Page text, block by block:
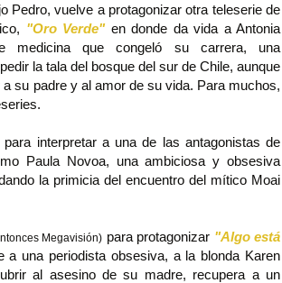
Pedro, vuelve a protagonizar otra teleserie de
"Oro Verde"en donde da vida a Antonia
medicina que congeló su carrera, una
la tala del bosque del sur de Chile, aunque
su padre y al amor de su vida. Para muchos,
interpretar a una de las antagonistas de
Paula Novoa, una ambiciosa y obsesiva
la primicia del encuentro del mítico Moai
Megavisión) para protagonizar "Algo está
a una periodista obsesiva, a la blonda Karen
al asesino de su madre, recupera a un